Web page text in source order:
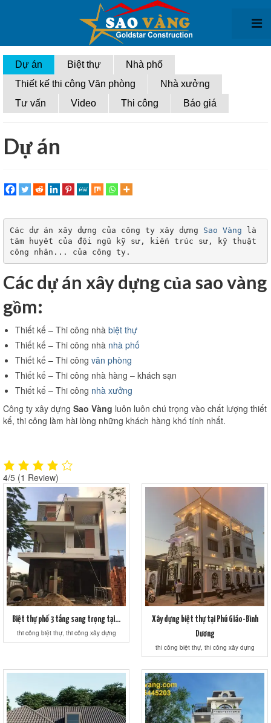
Giới thiệu
Thiết kế kiến trúc
Thiết kế biệt thự
Thiết kế nhà phố
Thiết kế nhà xưởng
Thi Công biệt thự
Thi công nhà phố
Thi công văn phòng
Xin phép xây dựng
Báo giá xây dựng
Thiết kế
Xây dựng phần thô
Thi công xây dựng nhà trọ
Kinh nghiệm làm nhà
Liên hệ
Dự án Biệt thự
Nhà phố
Thiết kế thi công Văn phòng
Nhà xưởng
Tư vấn
Video Thi công Báo giá
Dự án
Các dự án xây dựng của công ty xây dựng Sao Vàng là
tâm huyết của đội ngũ kỹ sư, kiến trúc sư, kỹ thuật
công nhân... của công ty.
Các dự án xây dựng của sao vàng
gồm:
Thiết kế – Thi công nhà biệt thự
Thiết kế – Thi công nhà nhà phố
Thiết kế – Thi công văn phòng
Thiết kế – Thi công nhà hàng – khách sạn
Thiết kế – Thi công nhà xưởng
Công ty xây dựng Sao Vàng luôn luôn chú trọng vào chất lượng thiết
kế, thi công làm hài lòng những khách hàng khó tính nhất.
4/5 (1 Review)
Biệt thự phố 3 tầng sang trọng tại...
thi công biệt thự, thi công xây dựng
Xây dựng biệt thự tại Phú Giáo-Bình
Dương
thi công biệt thự, thi công xây dựng